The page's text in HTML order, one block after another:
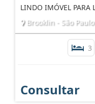
LINDO IMÓVEL PARA
Brooklin - São Paulo
3
Consultar